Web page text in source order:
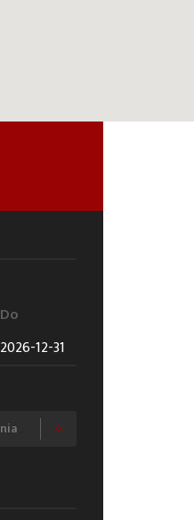
Do